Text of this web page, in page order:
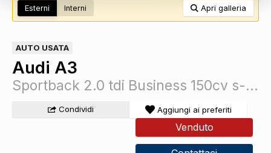
Esterni Interni Apri galleria
AUTO USATA
Audi A3
Sportback 2.0 tdi Business 150cv s-tronic
Condividi Aggiungi ai preferiti
Venduto